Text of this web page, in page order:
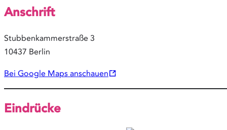
Anschrift
Stubbenkammerstraße 3
10437 Berlin
Bei Google Maps anschauen
Opens
in
tab
Eindrücke